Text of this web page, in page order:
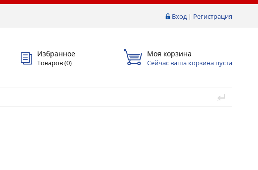
Вход| Регистрация
Избранное
Товаров (0)
Моя корзина
Сейчас ваша корзина пуста